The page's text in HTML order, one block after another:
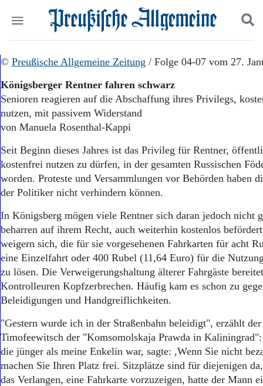
Start
Wer wir sind
Aktuelle Ausgabe
Abonnenten-Login
Abonnent werden
Abo Prämien
Archiv
Mediadaten
Politik
Wirtschaft
Panorama
Gesellschaft
Leben
Ostpreußen
Pommern
Berlin-Brandenburg
Schlesien
Bücher
Kontakt
Impressum
Datenschutz
Suchen und finden
© Preußische Allgemeine Zeitung / Folge 04-07 vom 27.
Königsberger Rentner fahren schwarz
Senioren reagieren auf die Abschaffung ihres Privilegs,
nutzen, mit passivem Widerstand
von Manuela Rosenthal-Kappi
Seit Beginn dieses Jahres ist das Privileg für Rentner,
kostenfrei nutzen zu dürfen, in der gesamten Russischen
worden. Proteste und Versammlungen vor Behörden haben
der Politiker nicht verhindern können.
In Königsberg mögen viele Rentner sich daran jedoch nicht
beharren auf ihrem Recht, auch weiterhin kostenlos
weigern sich, die für sie vorgesehenen Fahrkarten für acht
eine Einzelfahrt oder 400 Rubel (11,64 Euro) für die
zu lösen. Die Verweigerungshaltung älterer Fahrgäste
Kontrolleuren Kopfzerbrechen. Häufig kam es schon zu
Beleidigungen und Handgreiflichkeiten.
"Gestern wurde ich in der Straßenbahn beleidigt", erzählt
Timofeewitsch der "Komsomolskaja Prawda in
die jünger als meine Enkelin war, sagte: ,Wenn Sie nicht
machen Sie Ihren Platz frei. Sitzplätze sind für diejenigen
das Verlangen, eine Fahrkarte vorzuzeigen, hatte der Mann